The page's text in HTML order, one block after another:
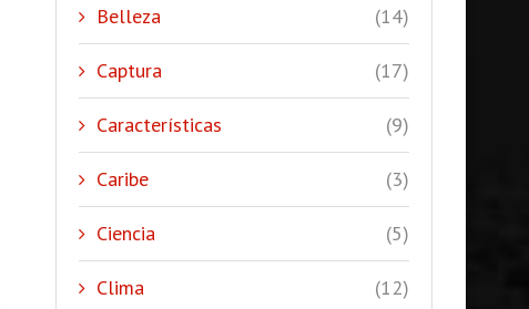
Belleza (14)
Captura (17)
Características (9)
Caribe (3)
Ciencia (5)
Clima (12)